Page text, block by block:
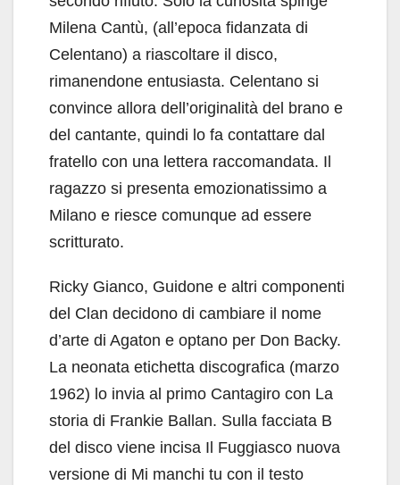
Milena Cantù, (all’epoca fidanzata di
Celentano) a riascoltare il disco,
rimanendone entusiasta. Celentano si
convince allora dell’originalità del brano e
del cantante, quindi lo fa contattare dal
fratello con una lettera raccomandata. Il
ragazzo si presenta emozionatissimo a
Milano e riesce comunque ad essere
scritturato.
Ricky Gianco, Guidone e altri componenti
del Clan decidono di cambiare il nome
d’arte di Agaton e optano per Don Backy.
La neonata etichetta discografica (marzo
1962) lo invia al primo Cantagiro con La
storia di Frankie Ballan. Sulla facciata B
del disco viene incisa Il Fuggiasco nuova
versione di Mi manchi tu con il testo